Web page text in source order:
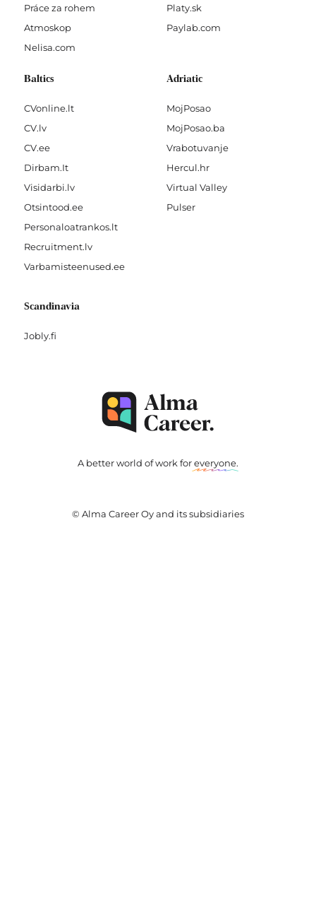
Práce za rohem
Atmoskop
Nelisa.com
Platy.sk
Paylab.com
Baltics
CVonline.lt
CV.lv
CV.ee
Dirbam.It
Visidarbi.lv
Otsintood.ee
Personaloatrankos.lt
Recruitment.lv
Varbamisteenused.ee
Adriatic
MojPosao
MojPosao.ba
Vrabotuvanje
Hercul.hr
Virtual Valley
Pulser
Scandinavia
Jobly.fi
A better world of work foreveryone.
© Alma Career Oy and its subsidiaries